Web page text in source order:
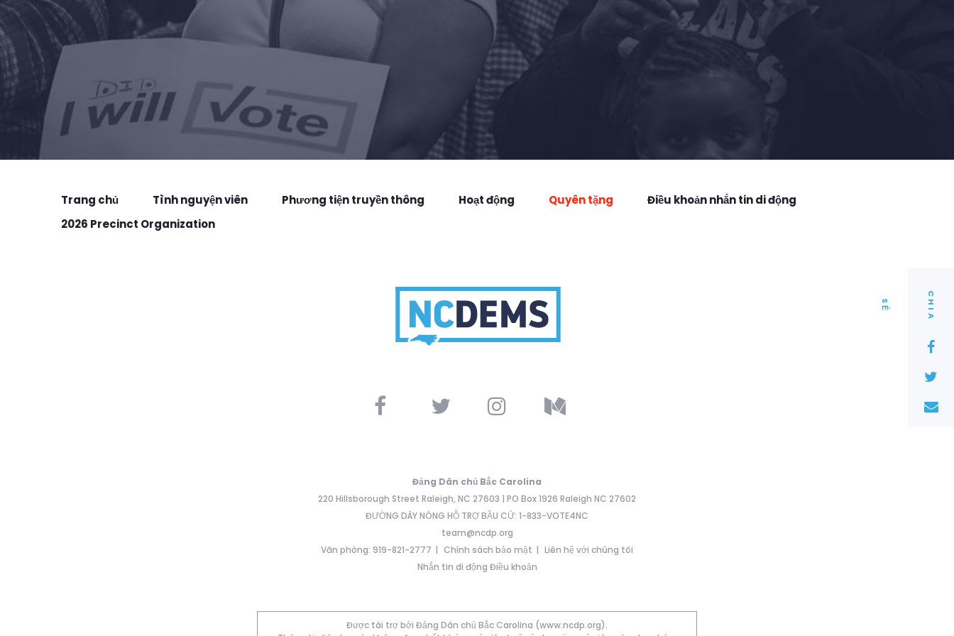
C
H I
A
S
Ẻ
Trang chủ Tình nguyện viên Phương tiện truyền thông Hoạt động Quyên tặng
Điều khoản nhắn tin di động
2026 Precinct Organization
Đảng Dân chủ Bắc Carolina
220 Hillsborough Street Raleigh, NC 27603 | PO Box 1926 Raleigh NC 27602
ĐƯỜNG DÂY NÓNG HỖ TRỢ BẦU CỬ: 1-833-VOTE4NC
team@ncdp.org
Văn phòng: 919-821-2777
Chính sách bảo mật
Liên hệ với chúng tôi
Nhắn tin di động Điều khoản
Được tài trợ bởi Đảng Dân chủ Bắc Carolina (www.ncdp.org).